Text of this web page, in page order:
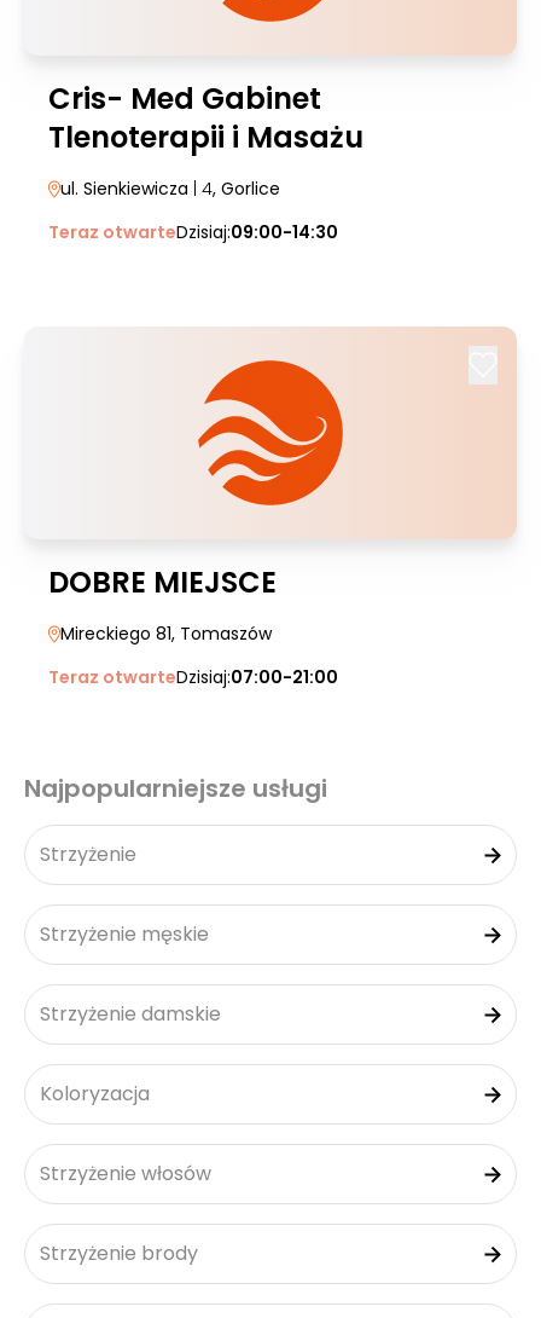
Cris- Med Gabinet
Tlenoterapii i Masażu
ul. Sienkiewicza | 4, Gorlice
Teraz otwarteDzisiaj:09:00-14:30
DOBRE MIEJSCE
Mireckiego 81, Tomaszów
Teraz otwarteDzisiaj:07:00-21:00
Najpopularniejsze usługi
Strzyżenie
Strzyżenie męskie
Strzyżenie damskie
Koloryzacja
Strzyżenie włosów
Strzyżenie brody